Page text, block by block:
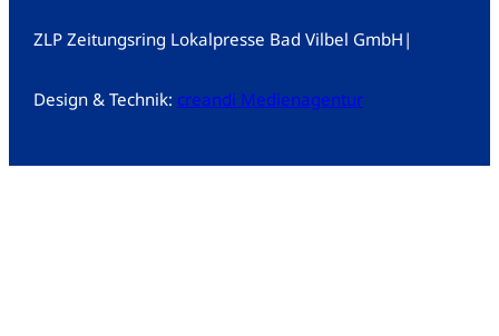
ZLP Zeitungsring Lokalpresse Bad Vilbel GmbH |
Design & Technik: creandi Medienagentur